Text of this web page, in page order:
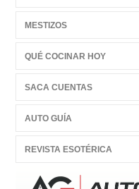
MESTIZOS
QUÉ COCINAR HOY
SACA CUENTAS
AUTO GUÍA
REVISTA ESOTÉRICA